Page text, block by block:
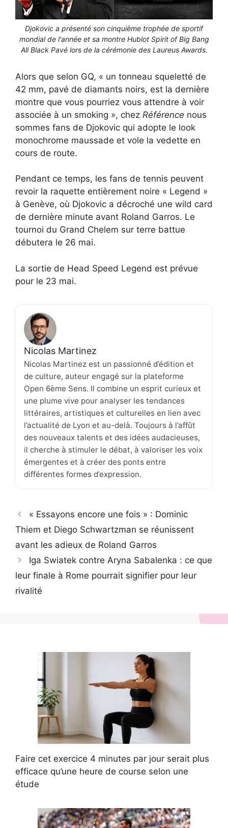
Djokovic a présenté son cinquième trophée de sportif
mondial de l'année et sa montre Hublot Spirit of Big Bang
All Black Pavé lors de la cérémonie des Laureus Awards.
Alors que selon GQ, « un tonneau squeletté de
42 mm, pavé de diamants noirs, est la dernière
montre que vous pourriez vous attendre à voir
associée à un smoking », chez Référence nous
sommes fans de Djokovic qui adopte le look
monochrome maussade et vole la vedette en
cours de route.
Pendant ce temps, les fans de tennis peuvent
revoir la raquette entièrement noire « Legend »
à Genève, où Djokovic a décroché une wild card
de dernière minute avant Roland Garros. Le
tournoi du Grand Chelem sur terre battue
débutera le 26 mai.
La sortie de Head Speed ​​Legend est prévue
pour le 23 mai.
Nicolas Martinez
Nicolas Martinez est un passionné d’édition et
de culture, auteur engagé sur la plateforme
Open 6ème Sens. Il combine un esprit curieux et
une plume vive pour analyser les tendances
littéraires, artistiques et culturelles en lien avec
l’actualité de Lyon et au-delà. Toujours à l’affût
des nouveaux talents et des idées audacieuses,
il cherche à stimuler le débat, à valoriser les voix
émergentes et à créer des ponts entre
différentes formes d’expression.
« Essayons encore une fois » : Dominic
Thiem et Diego Schwartzman se réunissent
avant les adieux de Roland Garros
Iga Swiatek contre Aryna Sabalenka : ce que
leur finale à Rome pourrait signifier pour leur
rivalité
Faire cet exercice 4 minutes par jour serait plus
efficace qu’une heure de course selon une
étude